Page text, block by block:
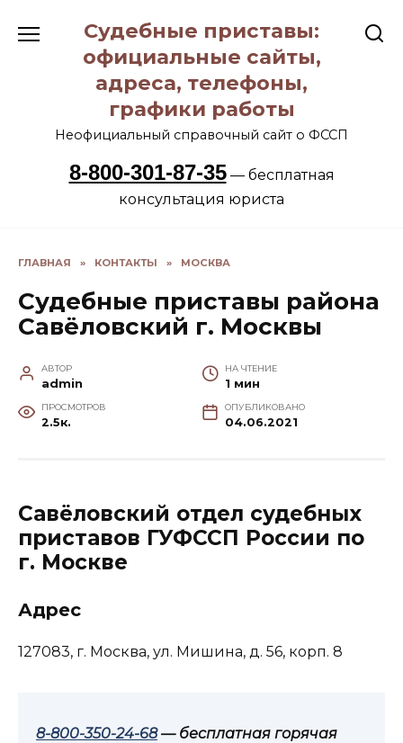
содержанию
Судебные приставы:
официальные сайты,
адреса, телефоны,
графики работы
Неофициальный справочный сайт о ФССП
8-800-301-87-35— бесплатная
консультация юриста
ГЛАВНАЯ » КОНТАКТЫ » МОСКВА
Судебные приставы района
Савёловский г. Москвы
АВТОР
admin
НА ЧТЕНИЕ
1 мин
ПРОСМОТРОВ
2.5к.
ОПУБЛИКОВАНО
04.06.2021
Савёловский отдел судебных
приставов ГУФССП России по
г. Москве
Адрес
127083, г. Москва, ул. Мишина, д. 56, корп. 8
8-800-350-24-68— бесплатная горячая